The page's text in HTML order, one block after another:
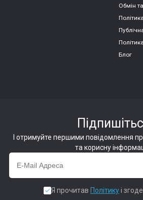
Обмін
Блог
І отримуйте першими повідомлення
та корисну
Я прочитав Політикуі